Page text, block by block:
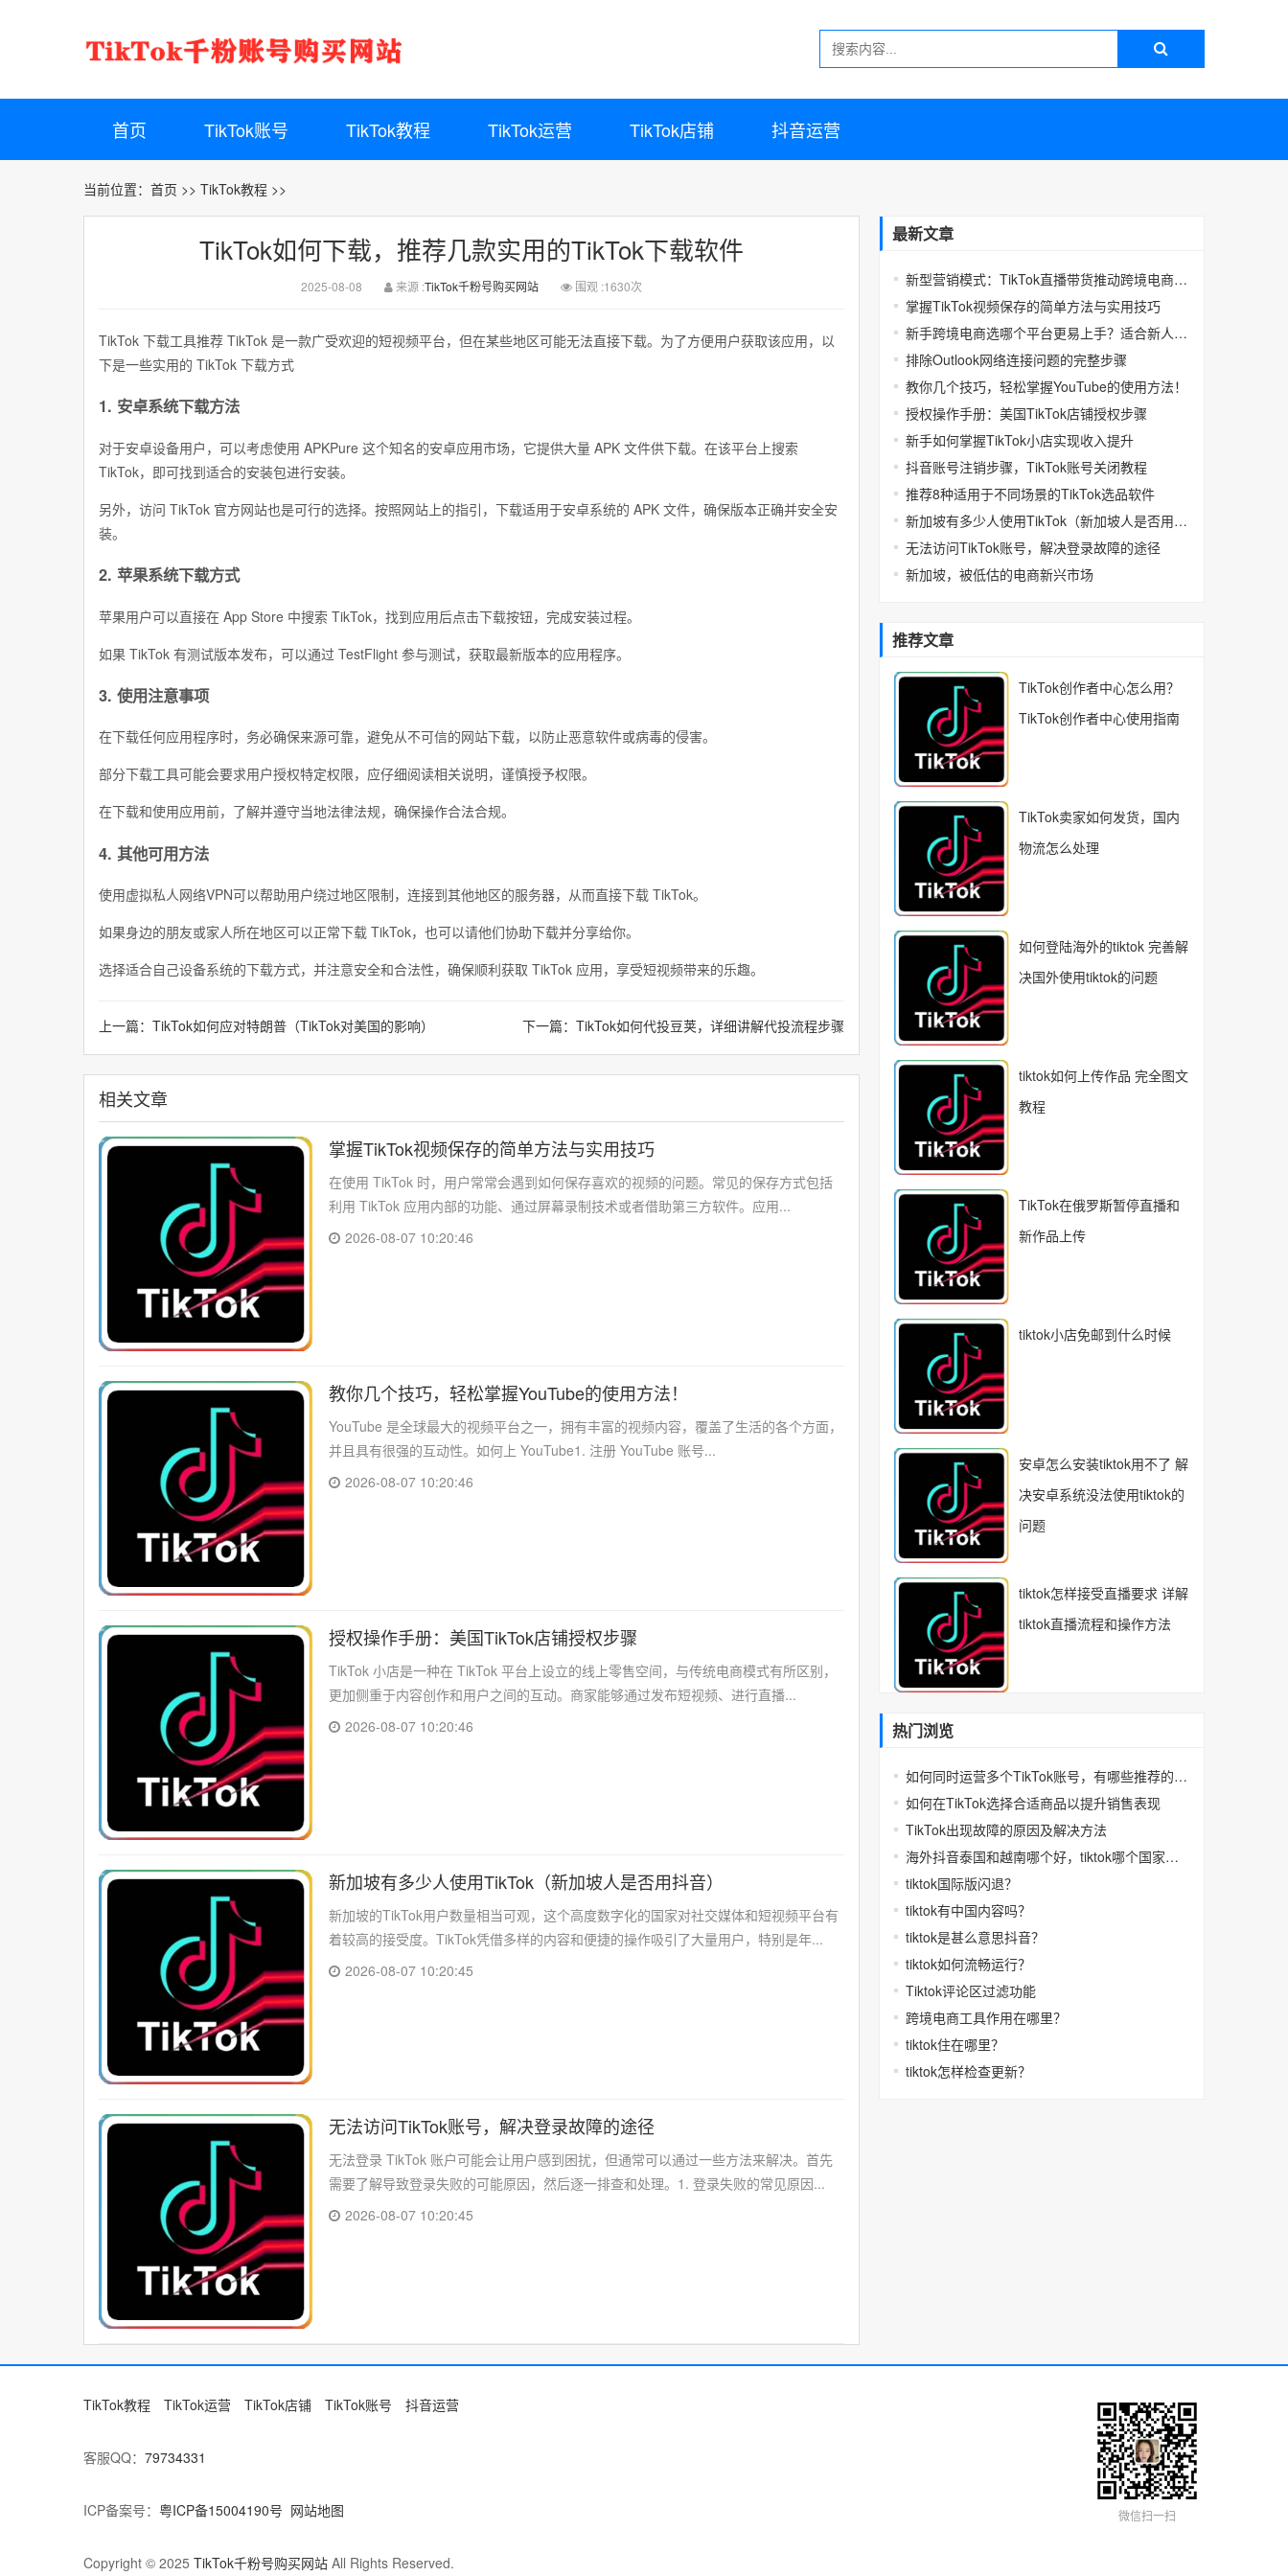
首页 TikTok账号 TikTok教程 TikTok运营 TikTok店铺 抖音运营
当前位置： 首页 >> TikTok教程 >>
TikTok如何下载，推荐几款实用的TikTok下载软件
2025-08-08 来源 :TikTok千粉号购买网站 围观 :1630次
TikTok 下载工具推荐 TikTok 是一款广受欢迎的短视频平台，但在某些地区可能无法直接下载。为了方便用户获取该应用，以
下是一些实用的 TikTok 下载方式
1. 安卓系统下载方法
对于安卓设备用户，可以考虑使用 APKPure 这个知名的安卓应用市场，它提供大量 APK 文件供下载。在该平台上搜索
TikTok，即可找到适合的安装包进行安装。
另外，访问 TikTok 官方网站也是可行的选择。按照网站上的指引，下载适用于安卓系统的 APK 文件，确保版本正确并安全安
装。
2. 苹果系统下载方式
苹果用户可以直接在 App Store 中搜索 TikTok，找到应用后点击下载按钮，完成安装过程。
如果 TikTok 有测试版本发布，可以通过 TestFlight 参与测试，获取最新版本的应用程序。
3. 使用注意事项
在下载任何应用程序时，务必确保来源可靠，避免从不可信的网站下载，以防止恶意软件或病毒的侵害。
部分下载工具可能会要求用户授权特定权限，应仔细阅读相关说明，谨慎授予权限。
在下载和使用应用前，了解并遵守当地法律法规，确保操作合法合规。
4. 其他可用方法
使用虚拟私人网络VPN可以帮助用户绕过地区限制，连接到其他地区的服务器，从而直接下载 TikTok。
如果身边的朋友或家人所在地区可以正常下载 TikTok，也可以请他们协助下载并分享给你。
选择适合自己设备系统的下载方式，并注意安全和合法性，确保顺利获取 TikTok 应用，享受短视频带来的乐趣。
上一篇： TikTok如何应对特朗普（TikTok对美国的影响） 下一篇： TikTok如何代投豆荚，详细讲解代投流程步骤
相关文章
掌握TikTok视频保存的简单方法与实用技巧
在使用 TikTok 时，用户常常会遇到如何保存喜欢的视频的问题。常见的保存方式包括
利用 TikTok 应用内部的功能、通过屏幕录制技术或者借助第三方软件。应用...
2026-08-07 10:20:46
教你几个技巧，轻松掌握YouTube的使用方法！
YouTube 是全球最大的视频平台之一，拥有丰富的视频内容，覆盖了生活的各个方面，
并且具有很强的互动性。如何上 YouTube1. 注册 YouTube 账号...
2026-08-07 10:20:46
授权操作手册：美国TikTok店铺授权步骤
TikTok 小店是一种在 TikTok 平台上设立的线上零售空间，与传统电商模式有所区别，
更加侧重于内容创作和用户之间的互动。商家能够通过发布短视频、进行直播...
2026-08-07 10:20:46
新加坡有多少人使用TikTok（新加坡人是否用抖音）
新加坡的TikTok用户数量相当可观，这个高度数字化的国家对社交媒体和短视频平台有
着较高的接受度。TikTok凭借多样的内容和便捷的操作吸引了大量用户，特别是年...
2026-08-07 10:20:45
无法访问TikTok账号，解决登录故障的途径
无法登录 TikTok 账户可能会让用户感到困扰，但通常可以通过一些方法来解决。首先
需要了解导致登录失败的可能原因，然后逐一排查和处理。1. 登录失败的常见原因...
2026-08-07 10:20:45
最新文章
新型营销模式：TikTok直播带货推动跨境电商增长
掌握TikTok视频保存的简单方法与实用技巧
新手跨境电商选哪个平台更易上手？适合新人的蓝海电商平台推荐
排除Outlook网络连接问题的完整步骤
教你几个技巧，轻松掌握YouTube的使用方法！
授权操作手册：美国TikTok店铺授权步骤
新手如何掌握TikTok小店实现收入提升
抖音账号注销步骤，TikTok账号关闭教程
推荐8种适用于不同场景的TikTok选品软件
新加坡有多少人使用TikTok（新加坡人是否用抖音）
无法访问TikTok账号，解决登录故障的途径
新加坡，被低估的电商新兴市场
推荐文章
TikTok创作者中心怎么用？
TikTok创作者中心使用指南
TikTok卖家如何发货，国内
物流怎么处理
如何登陆海外的tiktok 完善解
决国外使用tiktok的问题
tiktok如何上传作品 完全图文
教程
TikTok在俄罗斯暂停直播和
新作品上传
tiktok小店免邮到什么时候
安卓怎么安装tiktok用不了 解
决安卓系统没法使用tiktok的
问题
tiktok怎样接受直播要求 详解
tiktok直播流程和操作方法
热门浏览
如何同时运营多个TikTok账号，有哪些推荐的多开工具
如何在TikTok选择合适商品以提升销售表现
TikTok出现故障的原因及解决方法
海外抖音泰国和越南哪个好，tiktok哪个国家福利多
tiktok国际版闪退？
tiktok有中国内容吗？
tiktok是甚么意思抖音？
tiktok如何流畅运行？
Tiktok评论区过滤功能
跨境电商工具作用在哪里？
tiktok住在哪里？
tiktok怎样检查更新？
微信扫一扫
TikTok教程 TikTok运营 TikTok店铺 TikTok账号 抖音运营
客服QQ： 79734331
ICP备案号： 粤ICP备15004190号 网站地图
Copyright © 2025 TikTok千粉号购买网站 All Rights Reserved.